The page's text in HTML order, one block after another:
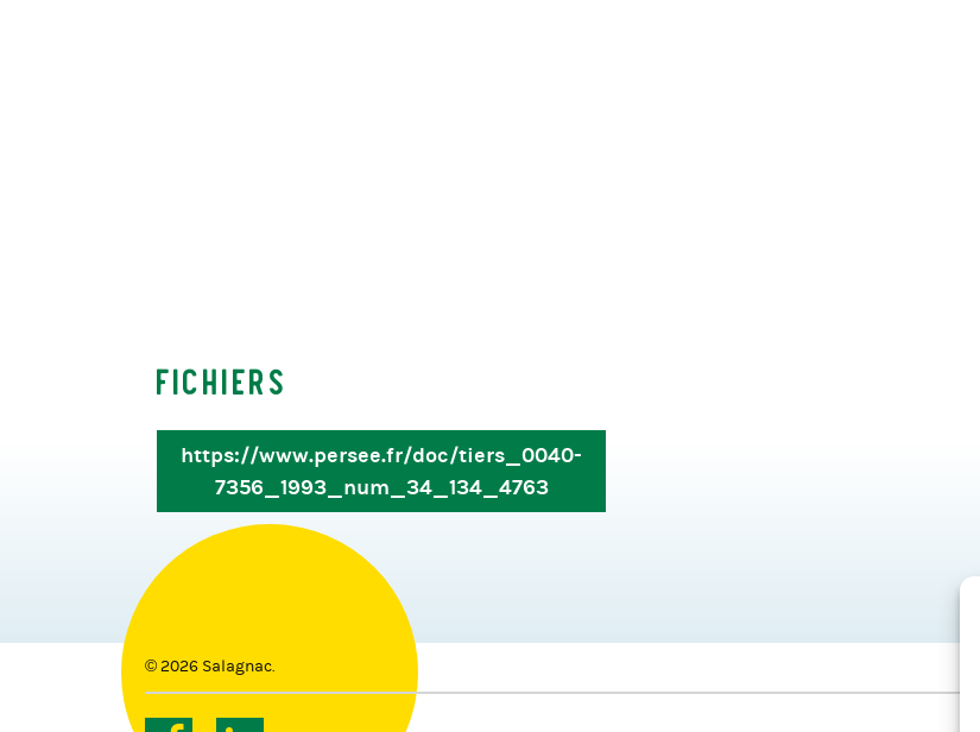
Fichiers
https://www.persee.fr/doc/tiers_0040-
7356_1993_num_34_134_4763
© 2026 Salagnac.